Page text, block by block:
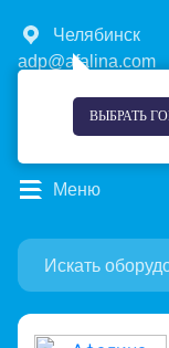
Челябинск
ВЫБРАТЬ
adp@afalina.com
УВАЖАЕМЫЕ
КУРСОМ ВАЛЮТ,
УТОЧНЯТЬ
Меню